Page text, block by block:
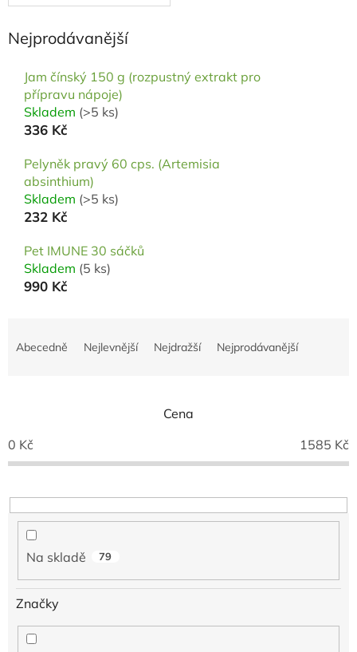
Nejprodávanější
Jam čínský 150 g (rozpustný extrakt pro
přípravu nápoje)
Skladem (>5 ks)
336 Kč
Pelyněk pravý 60 cps. (Artemisia
absinthium)
Skladem (>5 ks)
232 Kč
Pet IMUNE 30 sáčků
Skladem (5 ks)
990 Kč
r
o
u
k
Abecedně Nejlevnější Nejdražší Nejprodávanější
Cena
0 Kč 1585 Kč
Na skladě 79
Značky